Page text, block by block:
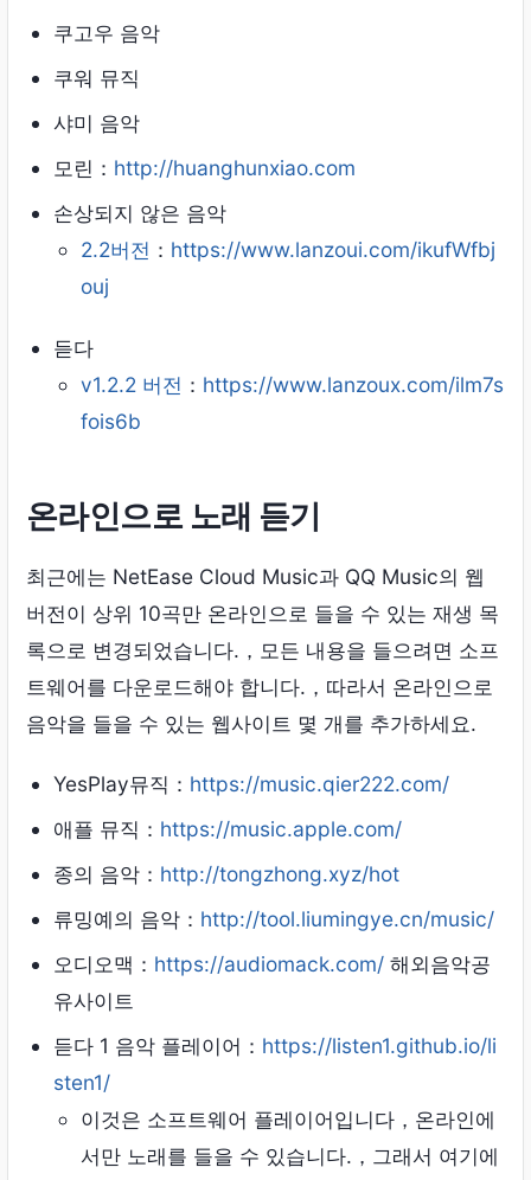
쿠고우 음악
쿠워 뮤직
샤미 음악
모린： http://huanghunxiao.com
손상되지 않은 음악
2.2버전 ： https://www.lanzoui.com/ikufWfbj
ouj
듣다
v1.2.2 버전 ： https://www.lanzoux.com/ilm7s
fois6b
온라인으로 노래 듣기
최근에는 NetEase Cloud Music과 QQ Music의 웹
버전이 상위 10곡만 온라인으로 들을 수 있는 재생 목
록으로 변경되었습니다.，모든 내용을 들으려면 소프
트웨어를 다운로드해야 합니다.，따라서 온라인으로
음악을 들을 수 있는 웹사이트 몇 개를 추가하세요.
‎YesPlay뮤직： https://music.qier222.com/
애플 뮤직： https://music.apple.com/
종의 음악： http://tongzhong.xyz/hot
류밍예의 음악： http://tool.liumingye.cn/music/
오디오맥： https://audiomack.com/ 해외음악공
유사이트
듣다 1 음악 플레이어： https://listen1.github.io/li
sten1/
이것은 소프트웨어 플레이어입니다，온라인에
서만 노래를 들을 수 있습니다.，그래서 여기에